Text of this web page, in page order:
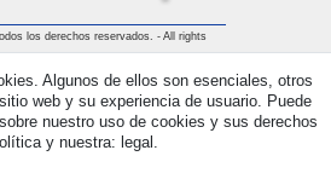
los derechos reservados. - All rights
to the UK!Algunos de ellos son esenciales, otros
web y su experiencia de usuario. Puede
nuestro uso de cookies y sus derechos
y nuestra: legal.
contract here